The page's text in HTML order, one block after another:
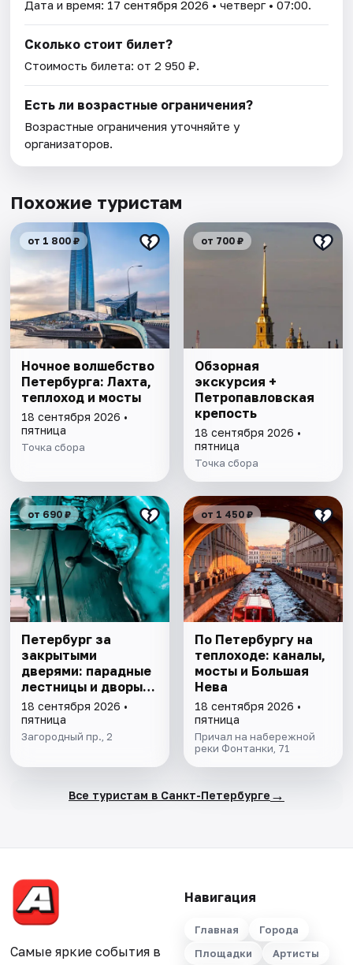
Дата и время: 17 сентября 2026 • четверг • 07:00.
Сколько стоит билет?
Стоимость билета: от 2 950 ₽.
Есть ли возрастные ограничения?
Возрастные ограничения уточняйте у
организаторов.
Похожие туристам
от 1 800 ₽
Ночное волшебство
Петербурга: Лахта,
теплоход и мосты
18 сентября 2026 •
пятница
Точка сбора
от 700 ₽
Обзорная
экскурсия +
Петропавловская
крепость
18 сентября 2026 •
пятница
Точка сбора
от 690 ₽
Петербург за
закрытыми
дверями: парадные
лестницы и дворы-
колодцы
18 сентября 2026 •
пятница
Загородный пр., 2
от 1 450 ₽
По Петербургу на
теплоходе: каналы,
мосты и Большая
Нева
18 сентября 2026 •
пятница
Причал на набережной
реки Фонтанки, 71
Все туристам в Санкт-Петербурге →
Самые яркие события в
Навигация
Главная
Города
Площадки
Артисты